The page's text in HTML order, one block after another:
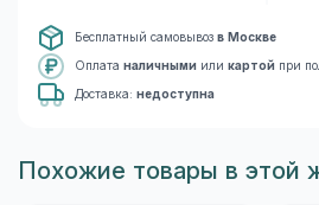
Бесплатный самовывоз в Москве
Оплата наличными или картой при
Доставка: недоступна
Похожие товары в этой